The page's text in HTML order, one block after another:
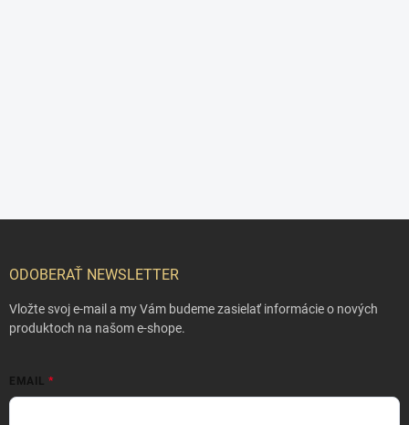
ODOBERAŤ NEWSLETTER
Vložte svoj e-mail a my Vám budeme zasielať informácie o nových
produktoch na našom e-shope.
EMAIL